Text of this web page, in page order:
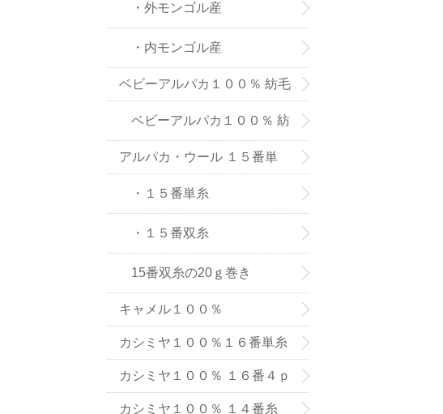
・外モンゴル産
・内モンゴル産
ベビーアルパカ１００％ 紡毛
ベビーアルパカ１００％ 紡
毛糸-２０ｇ巻き
アルパカ・ウール １５番単
糸、双糸
・１５番単糸
・１５番双糸
15番双糸の20ｇ巻き
キャメル１００％
カシミヤ１００％１６番単糸
（手織り用） ６色
カシミヤ１００％ １６番４ｐ
ｌｙ手編み用（中細タイプ）
カシミヤ１００％ １４番糸